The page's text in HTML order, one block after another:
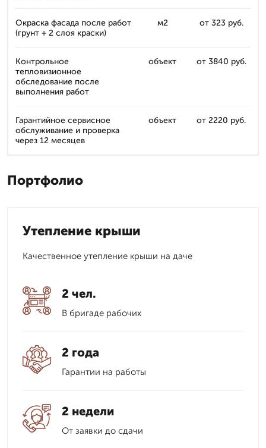
Окраска фасада после работ
(грунт + 2 слоя краски)
м2 от 323 руб.
Контрольное
тепловизионное
обследование после
выполнения работ
объект от 3840 руб.
Гарантийное сервисное
обслуживание и проверка
через 12 месяцев
объект от 2220 руб.
Портфолио
Утепление крыши
Качественное утепление крыши на даче
2 чел.
В бригаде рабочих
2 года
Гарантии на работы
2 недели
От заявки до сдачи